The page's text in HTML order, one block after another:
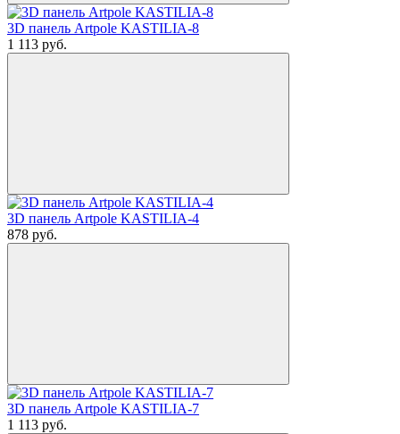
3D панель Artpole KASTILIA-8
1 113 руб.
3D панель Artpole KASTILIA-4
878 руб.
3D панель Artpole KASTILIA-7
1 113 руб.